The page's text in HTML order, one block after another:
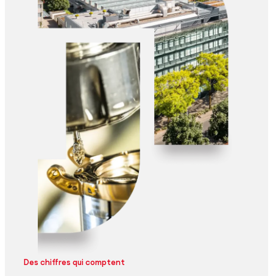
Des chiffres qui comptent